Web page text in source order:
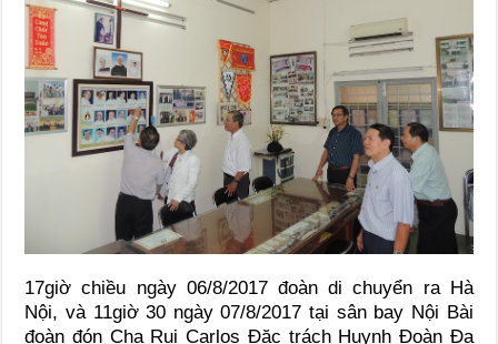
17giờ chiều ngày 06/8/2017 đoàn di chuyển ra Hà
Nội, và 11giờ 30 ngày 07/8/2017 tại sân bay Nội Bài
đoàn đón Cha Rui Carlos Đặc trách Huynh Đoàn Đa